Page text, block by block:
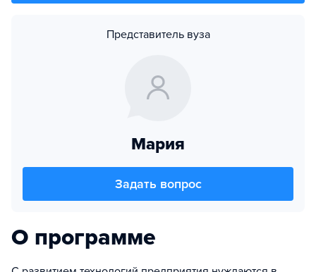
Представитель вуза
Мария
Задать вопрос
О программе